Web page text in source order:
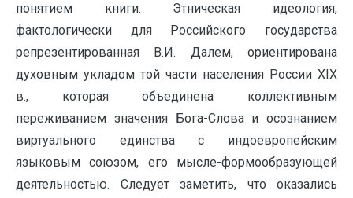
понятием книги. Этническая идеология,
фактологически для Российского государства
репрезентированная В.И. Далем, ориентирована
духовным укладом той части населения России XIX
в., которая объединена коллективным
переживанием значения Бога-Слова и осознанием
виртуального единства с индоевропейским
языковым союзом, его мысле-формообразующей
деятельностью. Следует заметить, что оказались